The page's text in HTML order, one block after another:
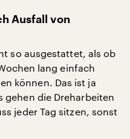
Ausfall von
so ausgestattet, als ob
lang einfach
können. Das ist ja
gehen die Dreharbeiten
jeder Tag sitzen, sonst